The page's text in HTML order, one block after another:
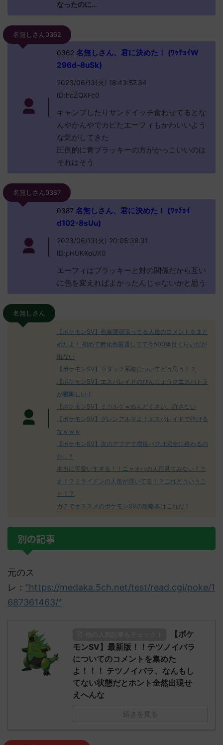
なったのに…
名無しさん0362
0362 名無しさん、君に決めた！ (ﾜｯﾁｮｲW
296d-8uSk)
2023/06/13(火) 18:43:57.34
ID:lrcZQXFc0
キャンプしたりサンドイッチ食わせてるとな
んやかんやでカビたエーフィもかわいいよう
な気がしてきた
圧倒的に青ブラッキーの方がかっこいいのは
それはそう
名無しさん0387
0387 名無しさん、君に決めた！ (ﾜｯﾁｮｲ
d102-8sUu)
2023/06/13(火) 20:05:38.31
ID:pHUKKoUX0
エーフィはブラッキーと対の関係だから互い
に色を変えればよかったんじゃないかと思う
名無しさん
【ポケモンSV】色厳選頑張ってる人達のコメントをまと
めたよ！ 初めて孵化色厳選してて今500体目くらいだが
出ない
【ポケモンSV】コダック系統についてどう思う！？
【ポケモンSV】エスバレイドのびんじょうクエスパトラ
が鬱陶しい！
【ポケモンSV】ミカルゲ＝めんどくさい、許さない
【ポケモンSV】グレンアルマよ！エスバレイドで砕ける
なｗｗｗ
【ポケモンSV】次のアプデで増殖バグは完全に終わるの
か…？
本当に可愛いすぎる！！ニャオハの人形見てみない！？
え！？ミライドンの人形が浮いてる！？これどういうこ
と！？
ガチでオススメのポケモンSVの攻略本はこれだ！
別の記事
元のス
レ： "https://medaka.5ch.net/test/read.cgi/poke/1
687361463/"
【ポケ
モンSV】最新版！！テツノイバラ
についてのコメントを集めた
よ！！！ テツノイバラ、なんもし
てない状態だとホント全然出現せ
えへんな
続きを見る